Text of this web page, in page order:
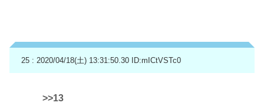
25 : 2020/04/18(土) 13:31:50.30 ID:mICtVSTc0
>>13